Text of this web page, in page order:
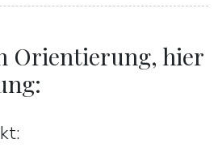
Orientierung, hier